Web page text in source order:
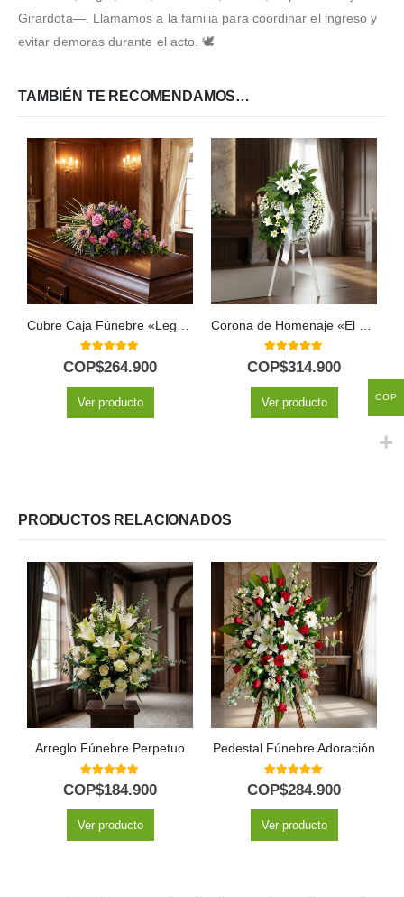
Girardota—. Llamamos a la familia para coordinar el ingreso y
evitar demoras durante el acto. 🕊️
TAMBIÉN TE RECOMENDAMOS…
5.00out of 5
COP$264.900
Ver producto
5.00out of 5
COP$314.900
Ver producto
PRODUCTOS RELACIONADOS
Arreglo Fúnebre Perpetuo
5.00out of 5
COP$184.900
Ver producto
Pedestal Fúnebre Adoración
5.00out of 5
COP$284.900
Ver producto
COP